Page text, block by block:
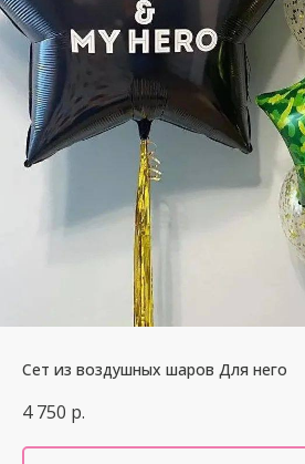
Сет из воздушных шаров Для него
4 750 р.